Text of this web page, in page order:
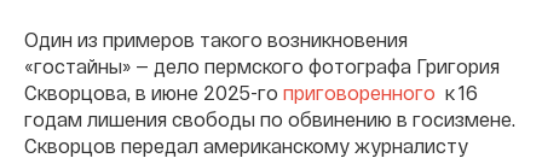
Один из примеров такого возникновения
«гостайны» — дело пермского фотографа Григория
Скворцова, в июне 2025-го приговоренного к 16
годам лишения свободы по обвинению в госизмене.
Скворцов передал американскому журналисту